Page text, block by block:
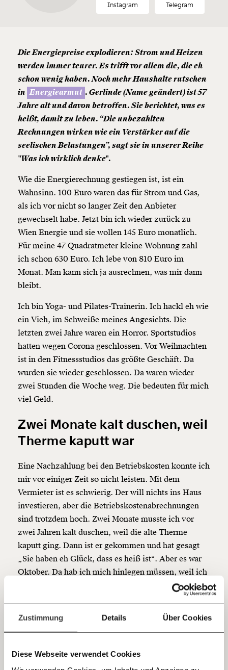
Zustimmung Details Über Cookies
Diese Webseite verwendet Cookies
Veränderung
beginnt mit Dir!
WerdeFördermitglied und wir können gemeinsam
unsere Wirtschaft so gestalten, dass sie für alle
funktioniert. Unsere Recherchen sind für alle frei im
Netz. Unabhängig und werbefrei. Und das wird auch
so bleiben. Kämpf’ mit uns für den Fortschritt und
unterstütze uns mit Deinem Mitgliedsbeitrag.
Du überweist lieber direkt?
Kontoinhaber: Momentum Institut - Verein für
sozialen Fortschritt
Jetzt
einfach
teilen.
Instagram Telegram
Die Energiepreise explodieren: Strom und Heizen
werden immer teurer. Es trifft vor allem die, die eh
schon wenig haben. Noch mehr Haushalte rutschen
in Energiearmut . Gerlinde (Name geändert) ist 57
Jahre alt und davon betroffen. Sie berichtet, was es
heißt, damit zu leben. “Die unbezahlten
Rechnungen wirken wie ein Verstärker auf die
seelischen Belastungen”, sagt sie in unserer Reihe
"Was ich wirklich denke".
Wie die Energierechnung gestiegen ist, ist ein
Wahnsinn. 100 Euro waren das für Strom und Gas,
als ich vor nicht so langer Zeit den Anbieter
gewechselt habe. Jetzt bin ich wieder zurück zu
Wien Energie und sie wollen 145 Euro monatlich.
Für meine 47 Quadratmeter kleine Wohnung zahl
ich schon 630 Euro. Ich lebe von 810 Euro im
Monat. Man kann sich ja ausrechnen, was mir dann
bleibt.
Ich bin Yoga- und Pilates-Trainerin. Ich hackl eh wie
ein Vieh, im Schweiße meines Angesichts. Die
letzten zwei Jahre waren ein Horror. Sportstudios
hatten wegen Corona geschlossen. Vor Weihnachten
ist in den Fitnessstudios das größte Geschäft. Da
wurden sie wieder geschlossen. Da waren wieder
zwei Stunden die Woche weg. Die bedeuten für mich
viel Geld.
Zwei Monate kalt duschen, weil
Therme kaputt war
Eine Nachzahlung bei den Betriebskosten konnte ich
mir vor einiger Zeit so nicht leisten. Mit dem
Vermieter ist es schwierig. Der will nichts ins Haus
investieren, aber die Betriebskostenabrechnungen
sind trotzdem hoch. Zwei Monate musste ich vor
zwei Jahren kalt duschen, weil die alte Therme
kaputt ging. Dann ist er gekommen und hat gesagt
„Sie haben eh Glück, dass es heiß ist“. Aber es war
Oktober. Da hab ich mich hinlegen müssen, weil ich
Es kommt dann immer noch irgendwas dazu.
Während der Pandemie starb mein Vater. Ich bin nie
krank, aber zur Beerdigung konnte ich dann wegen
Situation auch psychisch krank. Die unbezahlten